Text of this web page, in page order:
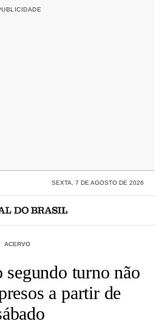
SEXTA, 7 DE AGOSTO DE 2026
ACERVO
segundo turno não
a partir de